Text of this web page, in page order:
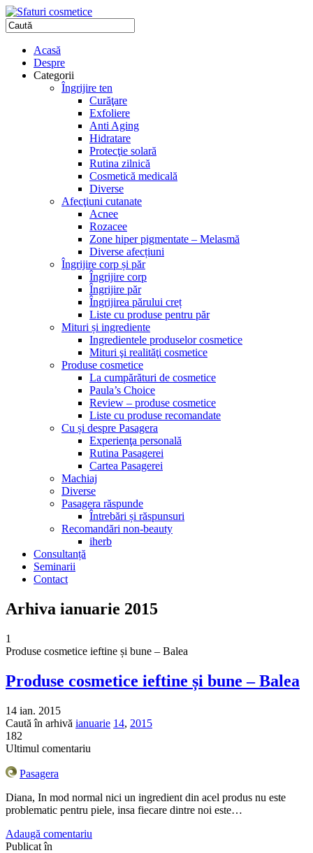
Acasă
Despre
Categorii
Îngrijire ten
Curăţare
Exfoliere
Anti Aging
Hidratare
Protecţie solară
Rutina zilnică
Cosmetică medicală
Diverse
Afecţiuni cutanate
Acnee
Rozacee
Zone hiper pigmentate – Melasmă
Diverse afecțiuni
Îngrijire corp și păr
Îngrijire corp
Îngrijire păr
Îngrijirea părului creț
Liste cu produse pentru păr
Mituri și ingrediente
Ingredientele produselor cosmetice
Mituri şi realităţi cosmetice
Produse cosmetice
La cumpărături de cosmetice
Paula’s Choice
Review – produse cosmetice
Liste cu produse recomandate
Cu și despre Pasagera
Experienţa personală
Rutina Pasagerei
Cartea Pasagerei
Machiaj
Diverse
Pasagera răspunde
Întrebări și răspunsuri
Recomandări non-beauty
iherb
Consultanță
Seminarii
Contact
Arhiva ianuarie 2015
1
Produse cosmetice ieftine și bune – Balea
Produse cosmetice ieftine și bune – Balea
14 ian. 2015
Caută în arhivă ianuarie 14, 2015
182
Ultimul comentariu
Pasagera
Diana, In mod normal nici un ingredient din acel produs nu este
problematic pentru piele, insa fiecare dintre noi este…
Adaugă comentariu
Publicat în